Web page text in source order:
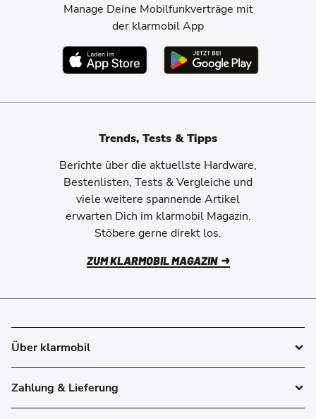
Zahlung & Lieferung
Über klarmobil
Manage Deine Mobilfunkverträge mit
der klarmobil App
Trends, Tests & Tipps
Berichte über die aktuellste Hardware,
Bestenlisten, Tests & Vergleiche und
viele weitere spannende Artikel
erwarten Dich im klarmobil Magazin.
Stöbere gerne direkt los.
ZUM KLARMOBIL MAGAZIN